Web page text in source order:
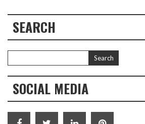
SEARCH
SOCIAL MEDIA